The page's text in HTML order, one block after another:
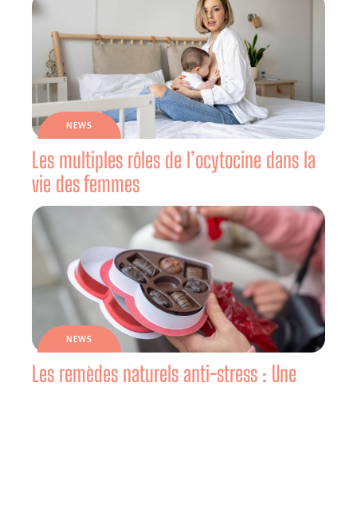
NEWS
Les multiples rôles de l’ocytocine dans la
vie des femmes
NEWS
Les remèdes naturels anti-stress : Une